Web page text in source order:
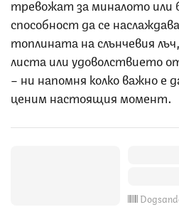
тревожат за миналото
способност да се
топлината на слънчевия
листа или удоволствието
– ни напомня колко важно е
ценим настоящия момент.